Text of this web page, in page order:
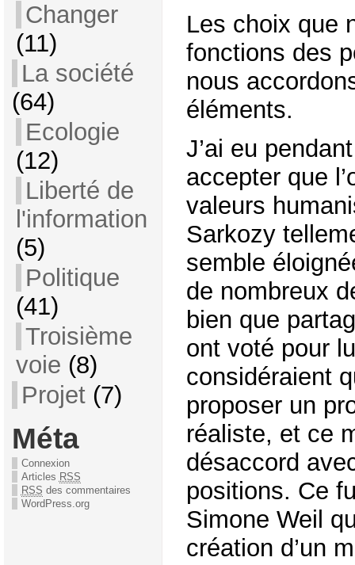
Changer
(11)
La société
(64)
Ecologie
(12)
Liberté de
l'information
(5)
Politique
(41)
Troisième
voie (8)
Projet(7)
Méta
Connexion
Articles RSS
RSS des commentaires
WordPress.org
Les choix que
fonctions des
nous
éléments.
J’ai eu
accepter que
valeurs
Sarkozy
semble
de nombreux
bien que
ont voté pour
considéraient
proposer un
réaliste, et ce
désaccord
positions. Ce
Simone Weil
création d’un